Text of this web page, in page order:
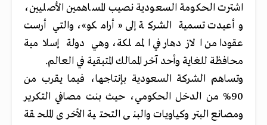
اشترت الحكومة السعودية نصيب المساهمين الأصليين،
وأعيدت تسمية الشركة إلى «أرامكو»، والتي أرست
عقودا من الازدهار في المملكة، وهي دولة إسلامية
محافظة للغاية وأحد آخر الممالك المتبقية في العالم.
وتساهم الشركة السعودية بإنتاجها، فيما يقرب من
90% من الدخل الحكومي، حيث بنت مصافي التكرير
ومصانع البتروكياويات والبنى التحتية الأخرى الملحقة